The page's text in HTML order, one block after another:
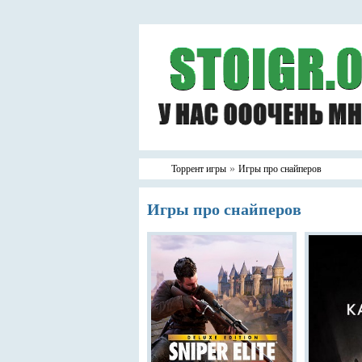
Торрент игры » Игры про снайперов
Игры про снайперов